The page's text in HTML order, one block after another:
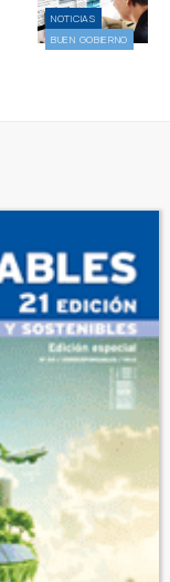
NOTICIAS
BUEN GOBIERNO